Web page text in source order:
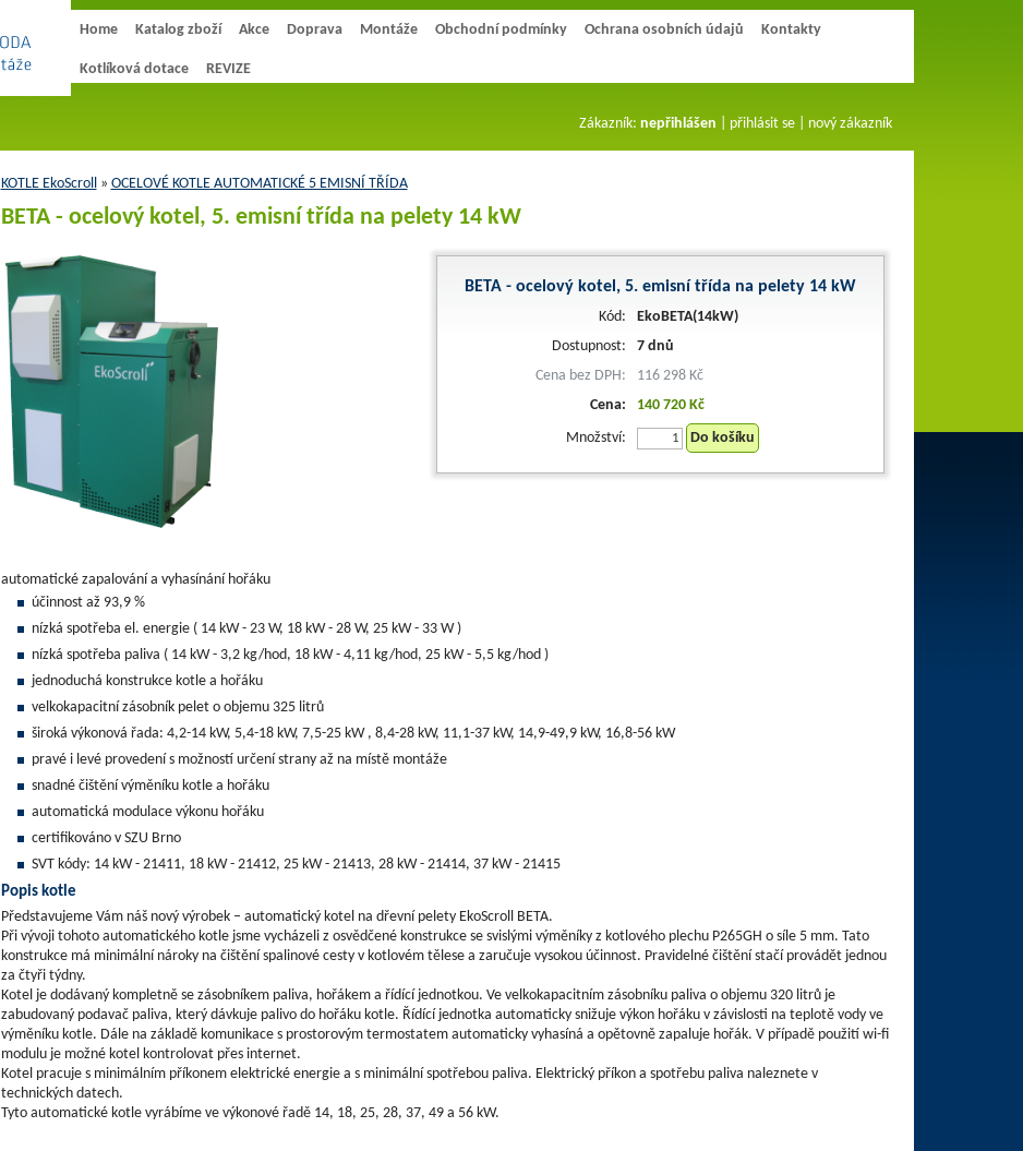
Home Katalog zboží Akce Doprava Montáže Obchodní podmínky Ochrana osobních údajů Kontakty
Kotlíková dotace REVIZE
Zákazník: nepřihlášen přihlásit se| nový zákazník
KOTLE EkoScroll» OCELOVÉ KOTLE AUTOMATICKÉ 5 EMISNÍ TŘÍDA
BETA - ocelový kotel, 5. emisní třída na pelety 14 kW
BETA - ocelový kotel, 5. emisní třída na pelety 14 kW
Kód:
EkoBETA(14kW)
Dostupnost:
7 dnů
Cena bez DPH:
116 298 Kč
Cena:
140 720 Kč
Množství:
Do košíku
automatické zapalování a vyhasínání hořáku
účinnost až 93,9 %
nízká spotřeba el. energie ( 14 kW - 23 W, 18 kW - 28 W, 25 kW - 33 W )
nízká spotřeba paliva ( 14 kW - 3,2 kg/hod, 18 kW - 4,11 kg/hod, 25 kW - 5,5 kg/hod )
jednoduchá konstrukce kotle a hořáku
velkokapacitní zásobník pelet o objemu 325 litrů
široká výkonová řada: 4,2-14 kW, 5,4-18 kW, 7,5-25 kW , 8,4-28 kW, 11,1-37 kW, 14,9-49,9 kW, 16,8-56 kW
pravé i levé provedení s možností určení strany až na místě montáže
snadné čištění výměníku kotle a hořáku
automatická modulace výkonu hořáku
certifikováno v SZU Brno
SVT kódy: 14 kW - 21411, 18 kW - 21412, 25 kW - 21413, 28 kW - 21414, 37 kW - 21415
Popis kotle
Představujeme Vám náš nový výrobek – automatický kotel na dřevní pelety EkoScroll BETA.
Při vývoji tohoto automatického kotle jsme vycházeli z osvědčené konstrukce se svislými výměníky z kotlového plechu P265GH o síle 5 mm. Tato
konstrukce má minimální nároky na čištění spalinové cesty v kotlovém tělese a zaručuje vysokou účinnost. Pravidelné čištění stačí provádět jednou
za čtyři týdny.
Kotel je dodávaný kompletně se zásobníkem paliva, hořákem a řídící jednotkou. Ve velkokapacitním zásobníku paliva o objemu 320 litrů je
zabudovaný podavač paliva, který dávkuje palivo do hořáku kotle. Řídící jednotka automaticky snižuje výkon hořáku v závislosti na teplotě vody ve
výměníku kotle. Dále na základě komunikace s prostorovým termostatem automaticky vyhasíná a opětovně zapaluje hořák. V případě použití wi-fi
modulu je možné kotel kontrolovat přes internet.
Kotel pracuje s minimálním příkonem elektrické energie a s minimální spotřebou paliva. Elektrický příkon a spotřebu paliva naleznete v
technických datech.
Tyto automatické kotle vyrábíme ve výkonové řadě 14, 18, 25, 28, 37, 49 a 56 kW.